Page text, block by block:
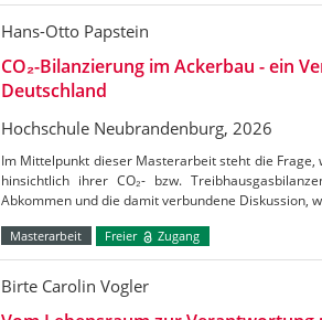
Hans-Otto Papstein
CO₂-Bilanzierung im Ackerbau - ein
Deutschland
Hochschule Neubrandenburg, 2026
Im Mittelpunkt dieser Masterarbeit steht die
hinsichtlich ihrer CO₂- bzw.
Abkommen und die damit verbundene Diskussion,
Masterarbeit Freier Zugang
Birte Carolin Vogler